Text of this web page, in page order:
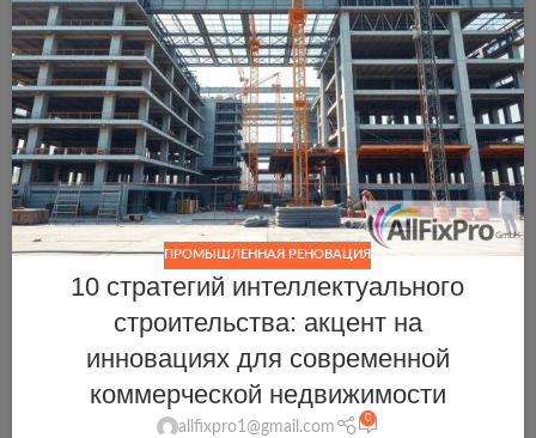
ПРОМЫШЛЕННАЯ РЕНОВАЦИЯ
10 стратегий интеллектуального
строительства: акцент на
инновациях для современной
коммерческой недвижимости
allfixpro1@gmail.com
0